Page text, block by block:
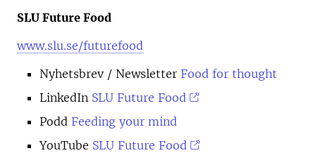
SLU Future Food
www.slu.se/futurefood
Nyhetsbrev / Newsletter Food for thought
LinkedIn SLU Future Food
Podd Feeding your mind
YouTube SLU Future Food